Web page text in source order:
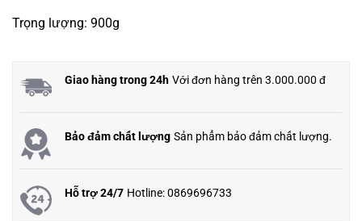
Trọng lượng: 900g
Giao hàng trong 24h Với đơn hàng trên 3.000.000 đ
Bảo đảm chất lượng Sản phẩm bảo đảm chất lượng.
Hỗ trợ 24/7 Hotline: 0869696733